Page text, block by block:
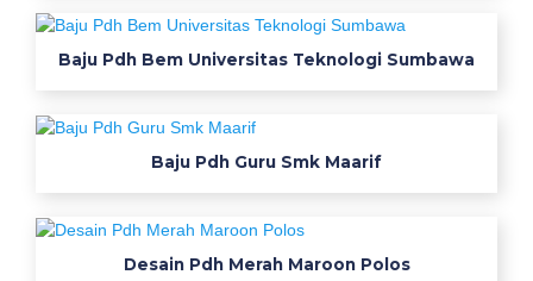
Baju Pdh Bem Universitas Teknologi Sumbawa
Baju Pdh Guru Smk Maarif
Desain Pdh Merah Maroon Polos